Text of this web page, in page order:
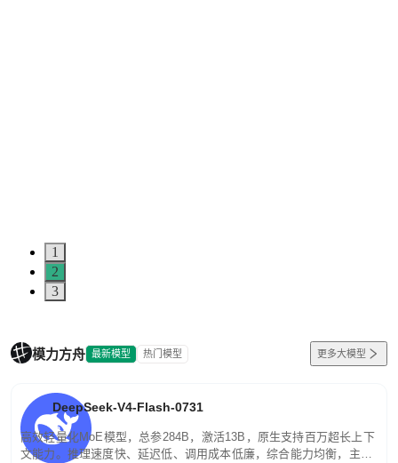
1
2
3
模力方舟 最新模型 热门模型 更多大模型
DeepSeek-V4-Flash-0731
高效轻量化MoE模型，总参284B，激活13B，原生支持百万超长上下
文能力。推理速度快、延迟低、调用成本低廉，综合能力均衡，主打